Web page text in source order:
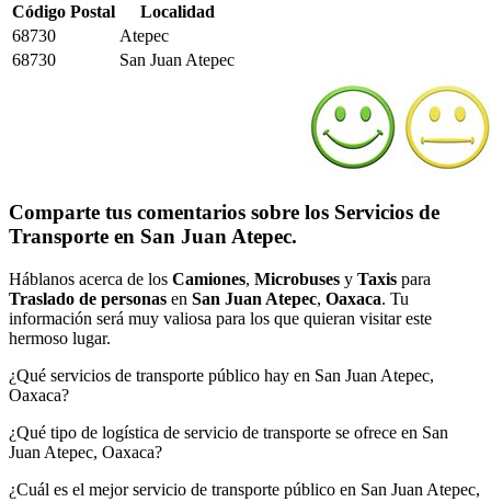
Código Postal
Localidad
68730
Atepec
68730
San Juan Atepec
Comparte tus comentarios sobre los Servicios de
Transporte en San Juan Atepec.
Háblanos acerca de los Camiones, Microbuses y Taxis para
Traslado de personas en San Juan Atepec, Oaxaca. Tu
información será muy valiosa para los que quieran visitar este
hermoso lugar.
¿Qué servicios de transporte público hay en San Juan Atepec,
Oaxaca?
¿Qué tipo de logística de servicio de transporte se ofrece en San
Juan Atepec, Oaxaca?
¿Cuál es el mejor servicio de transporte público en San Juan Atepec,